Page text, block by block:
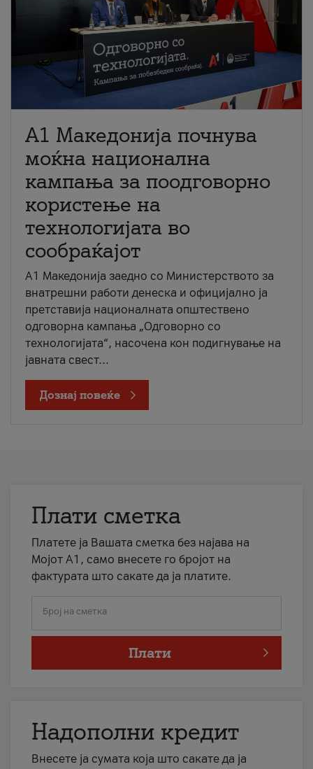
A1 Македонија почнува
моќна национална
кампања за поодговорно
користење на
технологијата во
сообраќајот
A1 Македонија заедно со Министерството за
внатрешни работи денеска и официјално ја
претставија националната општествено
одговорна кампања „Одговорно со
технологијата“, насочена кон подигнување на
јавната свест...
Дознај повеќе
Плати сметка
Платете ја Вашата сметка без најава на
Мојот А1, само внесете го бројот на
фактурата што сакате да ја платите.
Број на сметка
Плати
Надополни кредит
Внесете ја сумата која што сакате да ја